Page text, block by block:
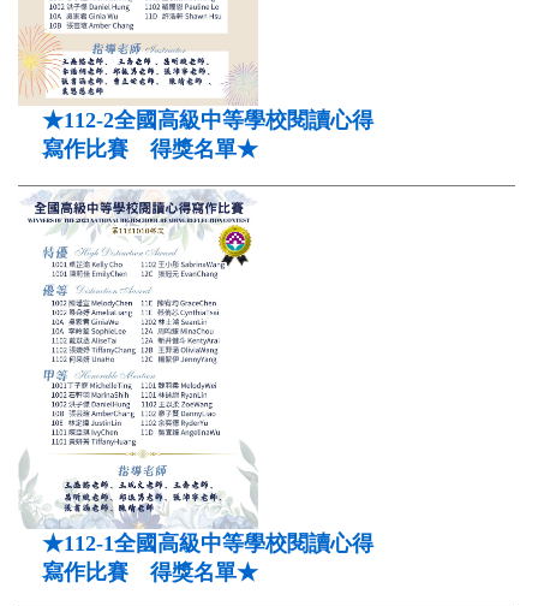
★112-2全國高級中等學校閱讀心得
寫作比賽 得獎名單★
★112-1全國高級中等學校閱讀心得
寫作比賽 得獎名單★